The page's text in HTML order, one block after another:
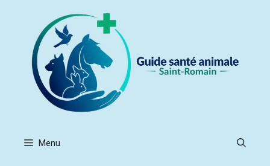
contenu
Menu